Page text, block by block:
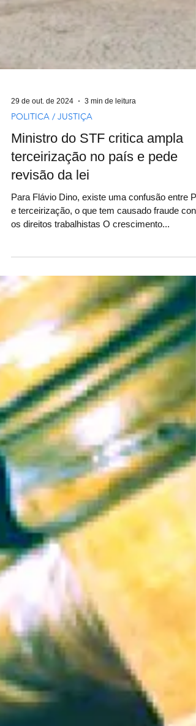
29 de out. de 2024 3 min de leitura
Ministro do STF critica ampla
revisão da lei
Para Flávio Dino, existe uma confusão entre
os direitos trabalhistas O crescimento...